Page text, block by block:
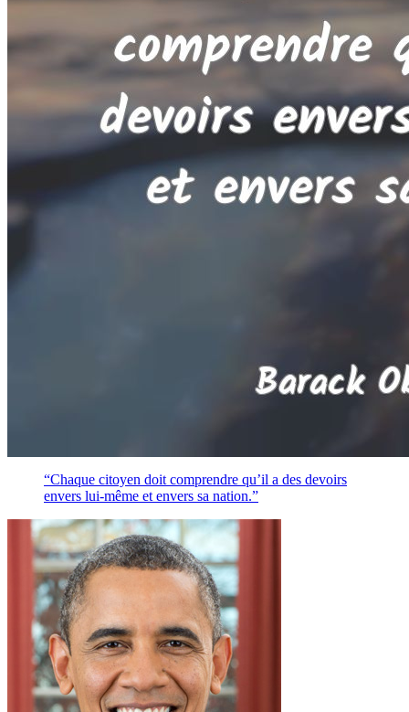
“Chaque citoyen doit comprendre qu’il a des devoirs
envers lui-même et envers sa nation.”